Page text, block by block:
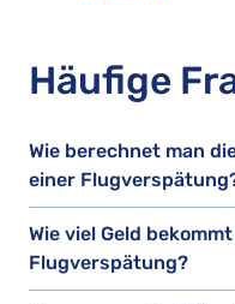
Häufige
Wie berechnet man
einer
Wie viel Geld
Flugverspätung?